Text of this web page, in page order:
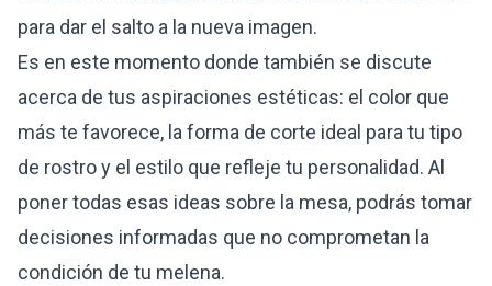
para dar el salto a la nueva imagen.
Es en este momento donde también se discute
acerca de tus aspiraciones estéticas: el color que
más te favorece, la forma de corte ideal para tu tipo
de rostro y el estilo que refleje tu personalidad. Al
poner todas esas ideas sobre la mesa, podrás tomar
decisiones informadas que no comprometan la
condición de tu melena.